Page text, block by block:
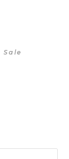
Sale